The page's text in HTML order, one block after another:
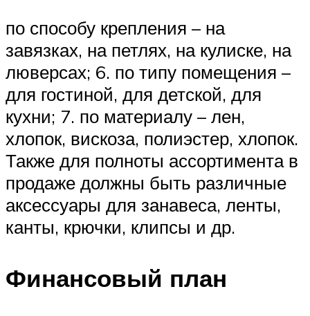
по способу крепления – на
завязках, на петлях, на кулиске, на
люверсах; 6. по типу помещения –
для гостиной, для детской, для
кухни; 7. по материалу – лен,
хлопок, вискоза, полиэстер, хлопок.
Также для полноты ассортимента в
продаже должны быть различные
аксессуары для занавеса, ленты,
канты, крючки, клипсы и др.
Финансовый план